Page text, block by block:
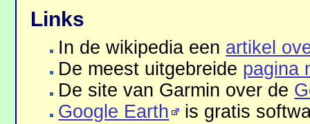
Links
In de wikipedia een artikel
De meest uitgebreide pagina
De site van Garmin over de
Google Earth
is gratis